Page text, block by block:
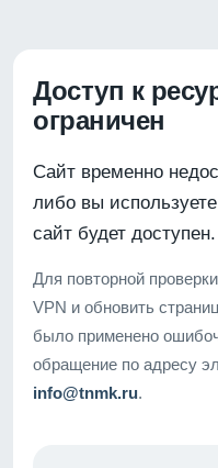
Доступ к
ограничен
Сайт временно
либо вы
сайт будет доступен.
Для повторной
VPN и обновить
было применено
обращение по адресу
info@tnmk.ru.